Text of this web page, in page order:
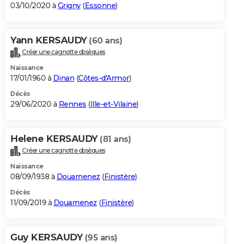
03/10/2020 à Grigny(Essonne)
Yann KERSAUDY (60 ans)
Créer une cagnotte obsèques
Naissance
17/01/1960 à Dinan (Côtes-d'Armor)
Décès
29/06/2020 à Rennes (Ille-et-Vilaine)
Helene KERSAUDY (81 ans)
Créer une cagnotte obsèques
Naissance
08/09/1938 à Douarnenez (Finistère)
Décès
11/09/2019 à Douarnenez (Finistère)
Guy KERSAUDY (95 ans)